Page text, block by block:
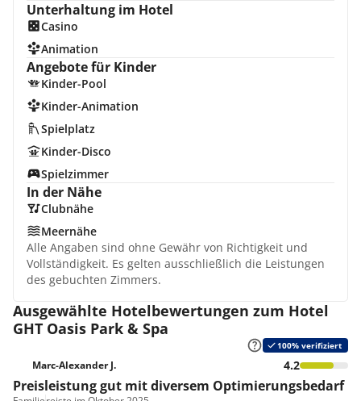
Unterhaltung im Hotel
Casino
Animation
Angebote für Kinder
Kinder-Pool
Kinder-Animation
Spielplatz
Kinder-Disco
Spielzimmer
In der Nähe
Clubnähe
Meernähe
Alle Angaben sind ohne Gewähr von Richtigkeit und
Vollständigkeit. Es gelten ausschließlich die Leistungen
des gebuchten Zimmers.
Ausgewählte Hotelbewertungen zum Hotel
GHT Oasis Park & Spa
100% verifiziert
Marc-Alexander J. 4.2
Preisleistung gut mit diversem Optimierungsbedarf